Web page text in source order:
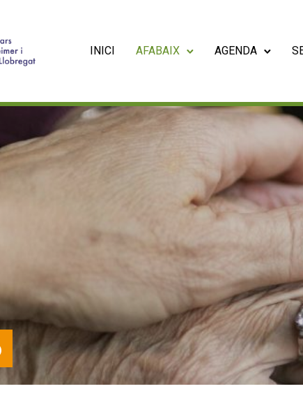
INICI AFABAIX AGENDA